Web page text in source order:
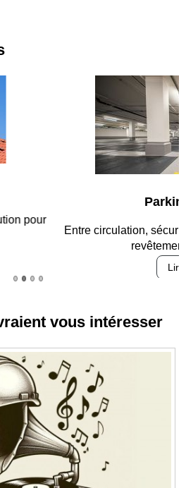
des accès, durabilité des
vous intéresser